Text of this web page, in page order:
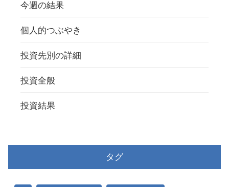
今週の結果
個人的つぶやき
投資先別の詳細
投資全般
投資結果
タグ